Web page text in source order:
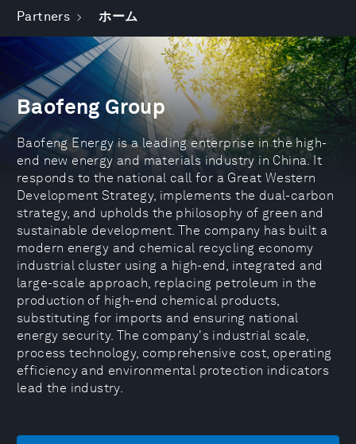
Partners ホーム
Baofeng Group
Baofeng Energy is a leading enterprise in the high-
end new energy and materials industry in China. It
responds to the national call for a Great Western
Development Strategy, implements the dual-carbon
strategy, and upholds the philosophy of green and
sustainable development. The company has built a
modern energy and chemical recycling economy
industrial cluster using a high-end, integrated and
large-scale approach, replacing petroleum in the
production of high-end chemical products,
substituting for imports and ensuring national
energy security. The company's industrial scale,
process technology, comprehensive cost, operating
efficiency and environmental protection indicators
lead the industry.